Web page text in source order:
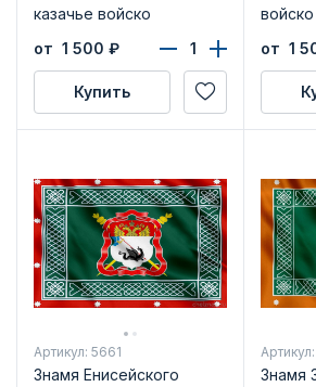
казачье войско
от 1 500 ₽
Купить
войско
от 1
Артикул: 5661
Знамя Енисейского
Знамя